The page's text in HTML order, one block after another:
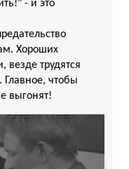
- и это
Хороших
везде трудятся
чтобы
выгонят!